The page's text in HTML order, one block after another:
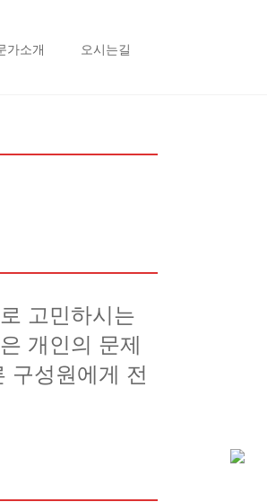
가소개 오시는길
고민하시는
개인의 문제
구성원에게 전